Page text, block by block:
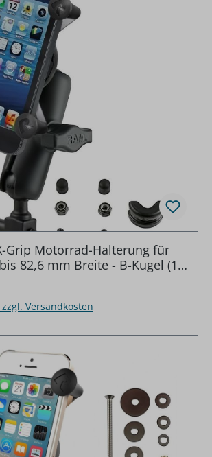
Grip Motorrad-Halterung für
82,6 mm Breite - B-Kugel (1
Kupplung), mittlerer Verbi
Versandkosten